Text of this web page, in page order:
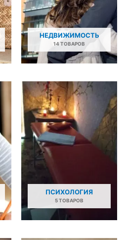
НЕДВИЖИМОСТЬ
14 ТОВАРОВ
ПСИХОЛОГИЯ
5 ТОВАРОВ